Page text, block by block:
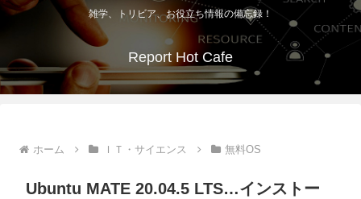
雑学、トリビア、お役立ち情報の備忘録！
Report Hot Cafe
ホーム ＩＴ・サイエンス 無料OS
Ubuntu MATE 20.04.5 LTS…インストー